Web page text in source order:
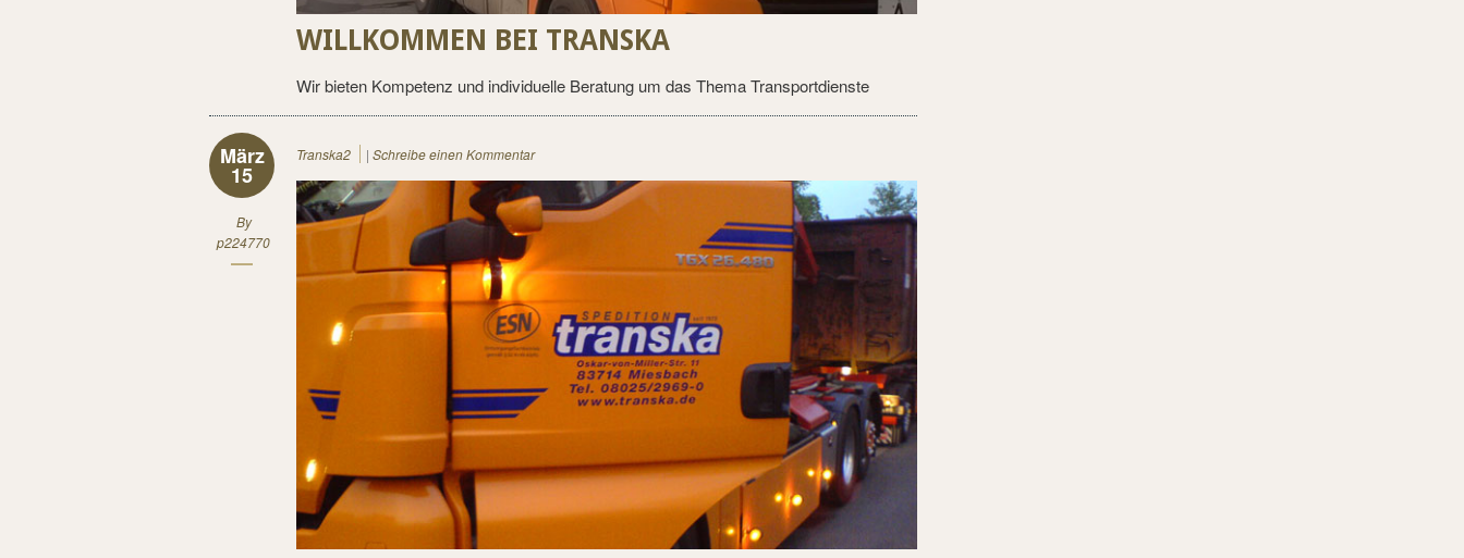
WILLKOMMEN BEI TRANSKA
Wir bieten Kompetenz und individuelle Beratung um das Thema Transportdienste
März
15
By
p224770
Transka2 | Schreibe einen Kommentar